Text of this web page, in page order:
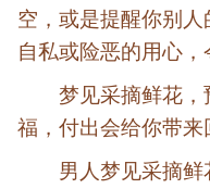
空，或是提醒你别
自私或险恶的用心，
梦见采摘鲜花
福，付出会给你带来
男人梦见采摘